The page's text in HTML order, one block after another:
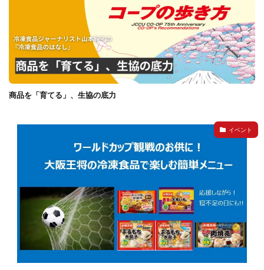
商品を「育てる」、生協の底力
イベント